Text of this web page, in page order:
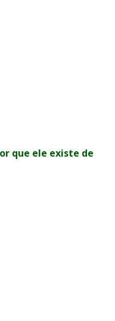
que ele existe de